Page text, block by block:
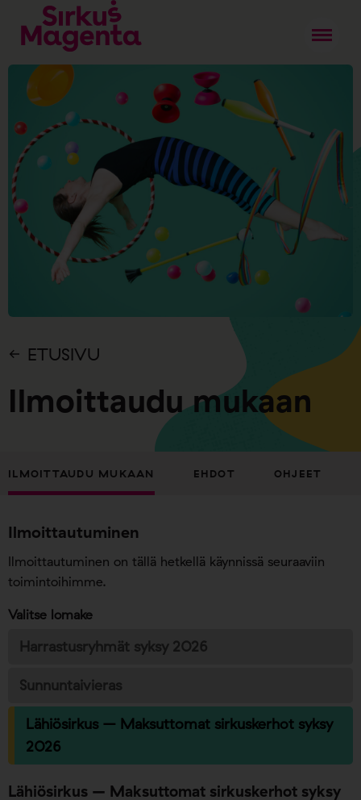
ETUSIVU
Ilmoittaudu mukaan
ILMOITTAUDU MUKAAN EHDOT OHJEET
Ilmoittautuminen
Ilmoittautuminen on tällä hetkellä käynnissä seuraaviin
toimintoihimme.
Valitse lomake
Harrastusryhmät syksy 2026
Sunnuntaivieras
Lähiösirkus – Maksuttomat sirkuskerhot syksy
2026
Lähiösirkus – Maksuttomat sirkuskerhot syksy